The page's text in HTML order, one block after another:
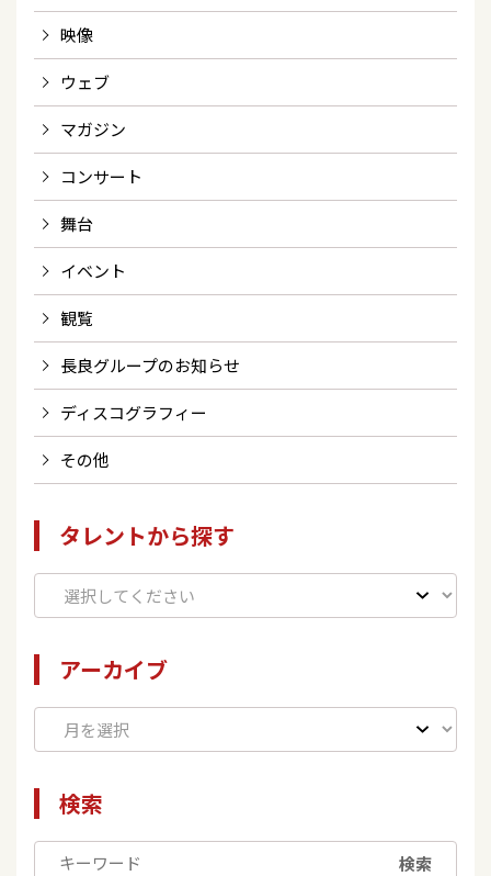
映像
ウェブ
マガジン
コンサート
舞台
イベント
観覧
長良グループのお知らせ
ディスコグラフィー
その他
タレントから探す
アーカイブ
検索
検索